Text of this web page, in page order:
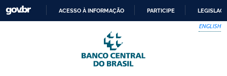
Skip to main content
PARA
O
CONTEÚDO
ACESSO À INFORMAÇÃO PARTICIPE
ENGLISH